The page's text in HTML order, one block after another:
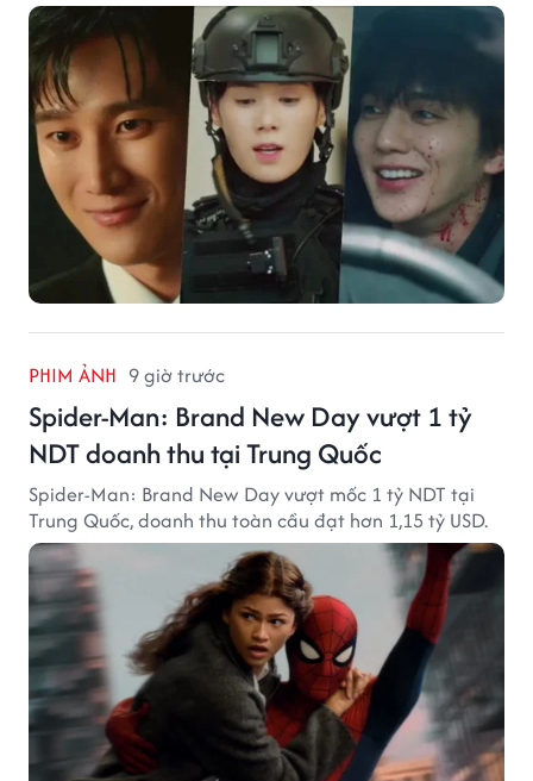
PHIM ẢNH 9 giờ trước
Spider-Man: Brand New Day vượt 1 tỷ
NDT doanh thu tại Trung Quốc
Spider-Man: Brand New Day vượt mốc 1 tỷ NDT tại
Trung Quốc, doanh thu toàn cầu đạt hơn 1,15 tỷ USD.